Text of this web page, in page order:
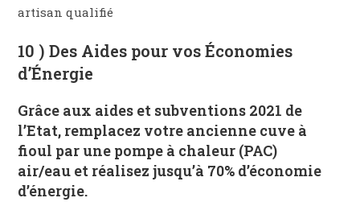
artisan qualifié
10 ) Des Aides pour vos Économies
d’Énergie
Grâce aux aides et subventions 2021 de
l’Etat, remplacez votre ancienne cuve à
fioul par une pompe à chaleur (PAC)
air/eau et réalisez jusqu’à 70% d’économie
d’énergie.